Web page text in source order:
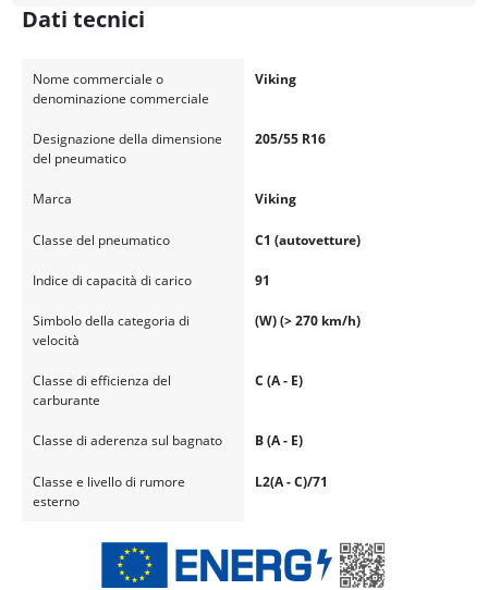
Dati tecnici
Nome commerciale o
denominazione commerciale
Viking
Designazione della dimensione
del pneumatico
205/55 R16
Marca Viking
Classe del pneumatico C1 (autovetture)
Indice di capacità di carico 91
Simbolo della categoria di
velocità
(W) (> 270 km/h)
Classe di efficienza del
carburante
C (A - E)
Classe di aderenza sul bagnato B (A - E)
Classe e livello di rumore
esterno
L2(A - C)/71